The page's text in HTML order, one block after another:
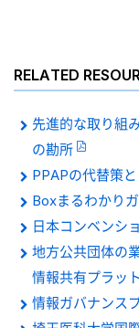
RELATED
先進的な取り組
の勘所
PPAPの代替策
Boxまるわかり
日本コンベンシ
地方公共団体の
情報共有プラッ
情報ガバナンス